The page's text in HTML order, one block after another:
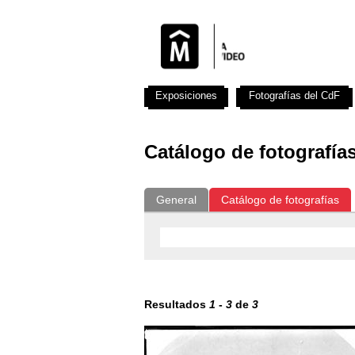
Catálogo de
General Catálogo de fotografías
Resultados 1 - 3 de 3
Exposiciones Fotografías del CdF